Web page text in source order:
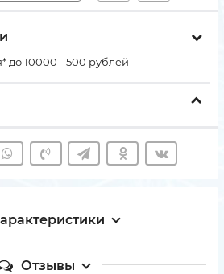
до 10000 - 500 рублей
Отзывы